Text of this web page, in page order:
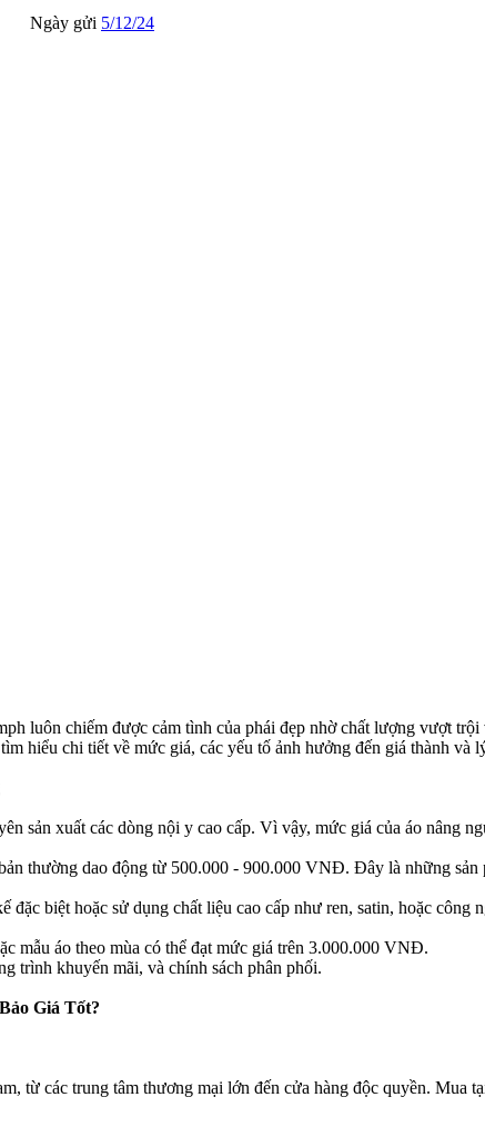
Ngày gửi 5/12/24
luôn chiếm được cảm tình của phái đẹp nhờ chất lượng vượt
hiểu chi tiết về mức giá, các yếu tố ảnh hưởng đến giá thành và
sản xuất các dòng nội y cao cấp. Vì vậy, mức giá của áo nâng
thường dao động từ 500.000 - 900.000 VNĐ. Đây là những sản
đặc biệt hoặc sử dụng chất liệu cao cấp như ren, satin, hoặc
mẫu áo theo mùa có thể đạt mức giá trên 3.000.000 VNĐ.
trình khuyến mãi, và chính sách phân phối.
Giá Tốt?
từ các trung tâm thương mại lớn đến cửa hàng độc quyền. Mua